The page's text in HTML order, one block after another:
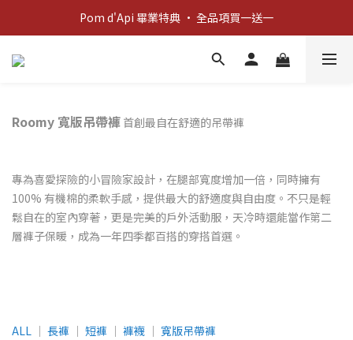
新客歡迎禮：輸入 "welcome10" 享首單九折！
Pom d'Api 畢業特典 · 全品項買一送一
新客歡迎禮：輸入 "welcome10" 享首單九折！
Roomy 寬版吊帶褲 首創最自在舒適的吊帶褲
專為喜愛探險的小冒險家設計，在腿部寬度增加一倍，同時擁有
100% 有機棉的柔軟手感，提供最大的舒適度與自由度。不只是輕
鬆自在的室內穿著，更是完美的戶外活動服，天冷時還能當作第二
層褲子保暖，成為一年四季都百搭的穿搭首選。
ALL │ 長褲 │ 短褲 │ 褲襪 │ 寬版吊帶褲